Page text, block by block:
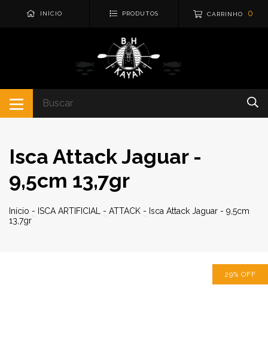
INÍCIO PRODUTOS CARRINHO 0
Isca Attack Jaguar -
9,5cm 13,7gr
Início - ISCA ARTIFICIAL - ATTACK - Isca Attack Jaguar - 9,5cm
13,7gr
29% OFF